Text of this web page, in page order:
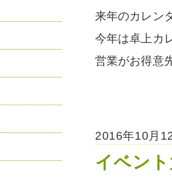
来年のカレン
今年は卓上カ
営業がお得意
2016年10月
イベン